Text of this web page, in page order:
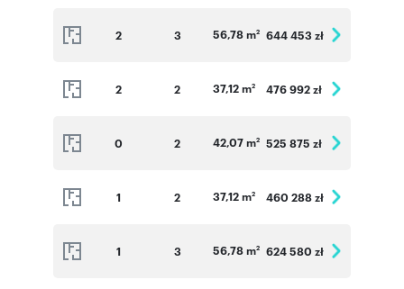
2 3 56,78 m2 644 453 zł
2 2 37,12 m2 476 992 zł
0 2 42,07 m2 525 875 zł
1 2 37,12 m2 460 288 zł
1 3 56,78 m2 624 580 zł